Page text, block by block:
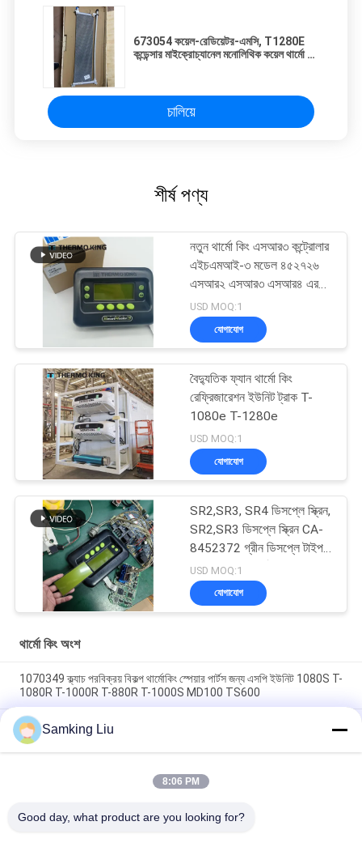
673054 কয়েল-রেডিয়েটর-এমসি, T1280E
কন্ডেন্সার মাইক্রোচ্যানেল মনোলিথিক কয়েল থার্মো কিং
চালিয়ে
শীর্ষ পণ্য
নতুন থার্মো কিং এসআর৩ কন্ট্রোলার
এইচএমআই-৩ মডেল ৪৫২৭২৬
এসআর২ এসআর৩ এসআর৪ এর
জন্য মেরামত পরিষেবা সহ
USD MOQ:1
যোগাযোগ
বৈদ্যুতিক ফ্যান থার্মো কিং
রেফ্রিজারেশন ইউনিট ট্রাক T-
1080e T-1280e
USD MOQ:1
যোগাযোগ
SR2,SR3, SR4 ডিসপ্লে স্ক্রিন,
SR2,SR3 ডিসপ্লে স্ক্রিন CA-
8452372 গ্রীন ডিসপ্লে টাইপ
এলসিডি স্ক্রিন থার্মো কিং SB210
SB230 HMIs আফটারমার্কেট
স্পেয়ার পার্টস
USD MOQ:1
যোগাযোগ
থার্মো কিং অংশ
1070349 ক্ল্যাচ পরবিক্রয় বিকল্প থার্মোকিং স্পেয়ার পার্টস জন্য এসপি ইউনিট 1080S T-
1080R T-1000R T-880R T-1000S MD100 TS600
থার্মোকিং ক্লাচ 1070349 রেফ্রিজারেটরের জন্য খুচরা যন্ত্রাংশ এসপি ইউনিট টি -1080
এস টি -1080 আর টি -1000 আর টি -880 আর টি -1000 এস এমডি 100 টিএস
600 এর জন্য
T-600M/T-600R/680Pro,T-800M/T-800R/880Pro একই কভার ব্যবহার
Samking Liu
8:06 PM
Good day, what product are you looking for?